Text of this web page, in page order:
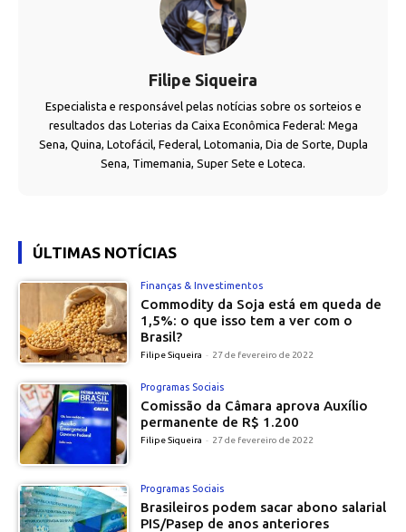
Filipe Siqueira
Especialista e responsável pelas notícias sobre os sorteios e
resultados das Loterias da Caixa Econômica Federal: Mega
Sena, Quina, Lotofácil, Federal, Lotomania, Dia de Sorte, Dupla
Sena, Timemania, Super Sete e Loteca.
ÚLTIMAS NOTÍCIAS
Finanças & Investimentos
Commodity da Soja está em queda de
1,5%: o que isso tem a ver com o
Brasil?
Filipe Siqueira - 27 de fevereiro de 2022
Programas Sociais
Comissão da Câmara aprova Auxílio
permanente de R$ 1.200
Filipe Siqueira - 27 de fevereiro de 2022
Programas Sociais
Brasileiros podem sacar abono salarial
PIS/Pasep de anos anteriores